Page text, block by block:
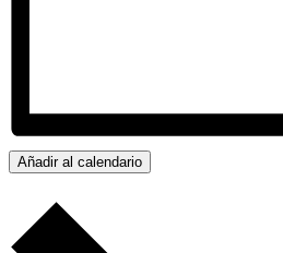
Añadir al calendario